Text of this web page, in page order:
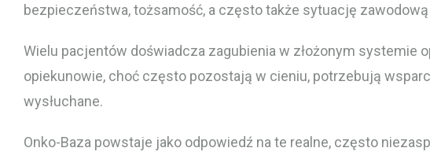
bezpieczeństwa, tożsamość, a często także sytuację
Wielu pacjentów doświadcza zagubienia w złożonym systemie
opiekunowie, choć często pozostają w cieniu, potrzebują
wysłuchane.
Onko-Baza powstaje jako odpowiedź na te realne, często